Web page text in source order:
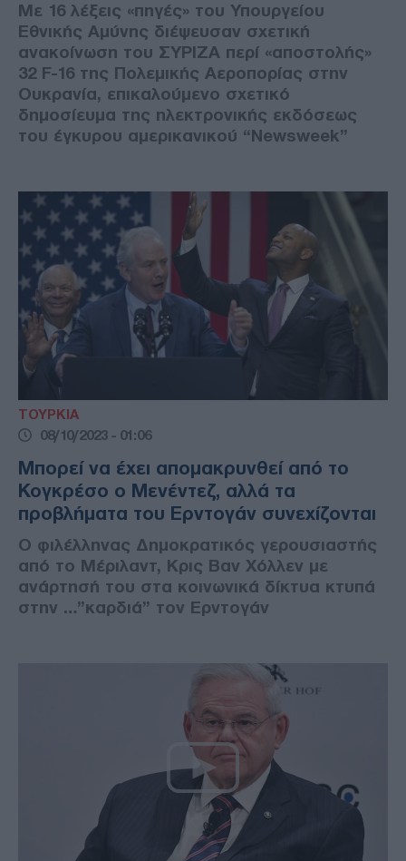
Με 16 λέξεις «πηγές» του Υπουργείου
Εθνικής Αμύνης διέψευσαν σχετική
ανακοίνωση του ΣΥΡΙΖΑ περί «αποστολής»
32 F-16 της Πολεμικής Αεροπορίας στην
Ουκρανία, επικαλούμενο σχετικό
δημοσίευμα της ηλεκτρονικής εκδόσεως
του έγκυρου αμερικανικού “Newsweek”
ΤΟΥΡΚΙΑ
08/10/2023 - 01:06
Μπορεί να έχει απομακρυνθεί από το
Κογκρέσο ο Μενέντεζ, αλλά τα
προβλήματα του Ερντογάν συνεχίζονται
Ο φιλέλληνας Δημοκρατικός γερουσιαστής
από το Μέριλαντ, Κρις Βαν Χόλλεν με
ανάρτησή του στα κοινωνικά δίκτυα κτυπά
στην …”καρδιά” τον Ερντογάν